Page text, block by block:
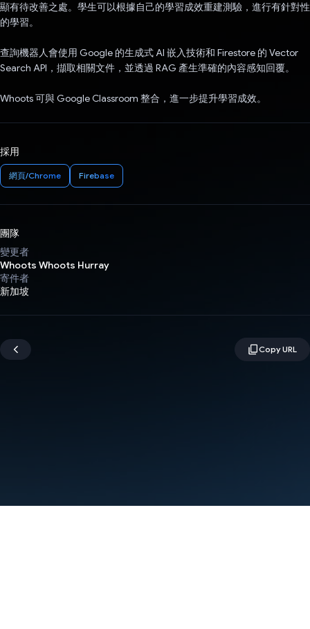
顯有待改善之處。學生可以根據自己的學習成效重建測驗，進行有針對性
的學習。
查詢機器人會使用 Google 的生成式 AI 嵌入技術和 Firestore 的 Vector
Search API，擷取相關文件，並透過 RAG 產生準確的內容感知回覆。
Whoots 可與 Google Classroom 整合，進一步提升學習成效。
採用
網頁/Chrome Firebase
團隊
變更者
Whoots Whoots Hurray
寄件者
新加坡